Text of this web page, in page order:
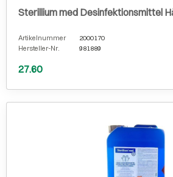
Sterillium med Desinfektionsmittel
Artikelnummer
2000170
Hersteller-Nr.
981889
27.60